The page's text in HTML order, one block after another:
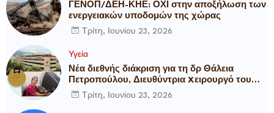
ΓΕΝΟΠ/ΔΕΗ-ΚΗΕ: ΟΧΙ στην αποξήλωση των
ενεργειακών υποδομών της χώρας
Τρίτη, Ιουνίου 23, 2026
Υγεία
Νέα διεθνής διάκριση για τη δρ Θάλεια
Πετροπούλου, Διευθύντρια Xειρουργό του
Metropolitan General
Τρίτη, Ιουνίου 23, 2026